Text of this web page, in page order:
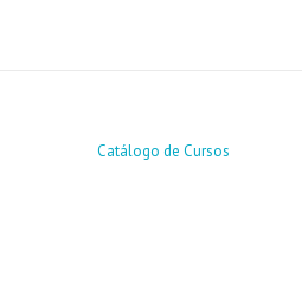
Catálogo de Cursos